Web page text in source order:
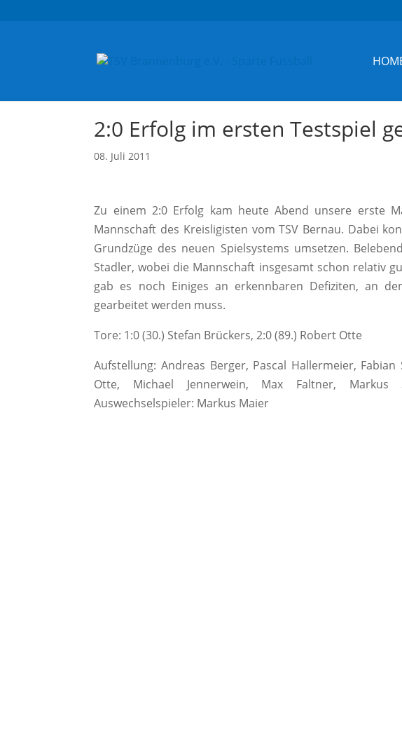
2:0 Erfolg im ersten Testspiel
08. Juli 2011
Zu einem 2:0 Erfolg kam heute Abend unsere erste
Mannschaft des Kreisligisten vom TSV Bernau. Dabei
Grundzüge des neuen Spielsystems umsetzen.
Stadler, wobei die Mannschaft insgesamt schon relativ
gab es noch Einiges an erkennbaren Defiziten, an
gearbeitet werden muss.
Tore: 1:0 (30.) Stefan Brückers, 2:0 (89.) Robert Otte
Aufstellung: Andreas Berger, Pascal Hallermeier,
Otte, Michael Jennerwein, Max Faltner, Markus
Auswechselspieler: Markus Maier